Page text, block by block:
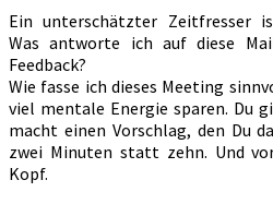
Ein unterschätzter Zeitfresser
Was antworte ich auf diese
Feedback?
Wie fasse ich dieses Meeting
viel mentale Energie sparen. Du
macht einen Vorschlag, den Du
zwei Minuten statt zehn. Und
Kopf.